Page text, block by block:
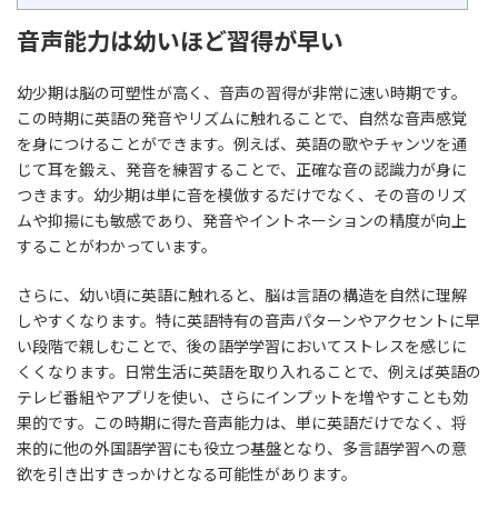
音声能力は幼いほど習得が早い
幼少期は脳の可塑性が高く、音声の習得が非常に速い時期です。
この時期に英語の発音やリズムに触れることで、自然な音声感覚
を身につけることができます。例えば、英語の歌やチャンツを通
じて耳を鍛え、発音を練習することで、正確な音の認識力が身に
つきます。幼少期は単に音を模倣するだけでなく、その音のリズ
ムや抑揚にも敏感であり、発音やイントネーションの精度が向上
することがわかっています。
さらに、幼い頃に英語に触れると、脳は言語の構造を自然に理解
しやすくなります。特に英語特有の音声パターンやアクセントに早
い段階で親しむことで、後の語学学習においてストレスを感じに
くくなります。日常生活に英語を取り入れることで、例えば英語の
テレビ番組やアプリを使い、さらにインプットを増やすことも効
果的です。この時期に得た音声能力は、単に英語だけでなく、将
来的に他の外国語学習にも役立つ基盤となり、多言語学習への意
欲を引き出すきっかけとなる可能性があります。